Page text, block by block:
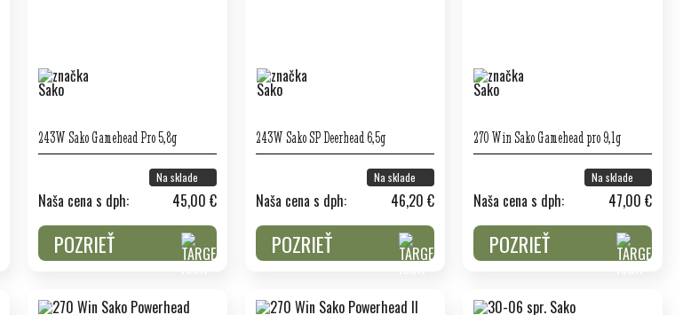
243W Sako Gamehead Pro 5,8g
Na sklade
Naša cena s dph: 45,00 €
POZRIEŤ
243W Sako SP Deerhead 6,5g
Na sklade
Naša cena s dph: 46,20 €
POZRIEŤ
270 Win Sako Gamehead pro 9,1g
Na sklade
Naša cena s dph: 47,00 €
POZRIEŤ